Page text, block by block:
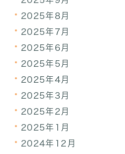
2025年8月
2025年7月
2025年6月
2025年5月
2025年4月
2025年3月
2025年2月
2025年1月
2024年12月